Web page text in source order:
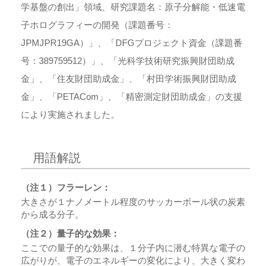
学基盤の創出」領域、研究課題名：原子分解能・低速電
子ホログラフィーの開発（課題番号：
JPMJPR19GA）」、「DFGプロジェクト資金（課題番
号：389759512）」、「光科学技術研究振興財団助成
金」、「住友財団助成金」、「村田学術振興財団助成
金」、「PETACom」、「精密測定財団助成金」の支援
により実施されました。
用語解説
（注１）フラーレン：
大きさが１ナノメートル程度のサッカーボール状の炭素
から成る分子。
（注２）量子的な効果：
ここでの量子的な効果は、１分子内に潜む特異な電子の
広がりが、電子のエネルギーの変化により、大きく変わ